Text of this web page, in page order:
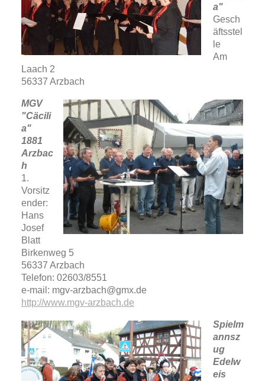
a"
Gesch
äftsstel
le
Am
Laach 2
56337 Arzbach
MGV
"Cäcili
a"
1881
Arzbac
h
1.
Vorsitz
ender:
Hans
Josef
Blatt
Birkenweg 5
56337 Arzbach
Telefon: 02603/8551
e-mail: mgv-arzbach@gmx.de
http://www.mgv-arzbach.de
Spielm
annsz
ug
Edelw
eis